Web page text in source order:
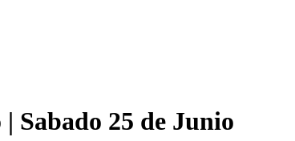
Sabado 25 de Junio